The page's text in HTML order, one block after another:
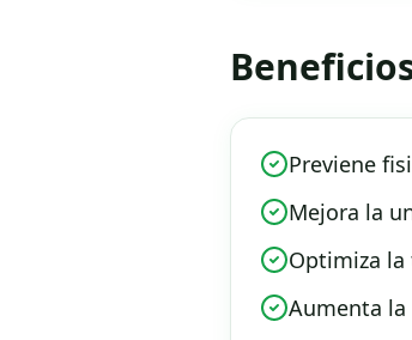
Previene
Mejora la
Optimiza
Aumenta la